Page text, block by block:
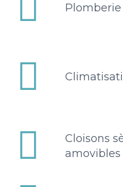




Cloisons
amovibles